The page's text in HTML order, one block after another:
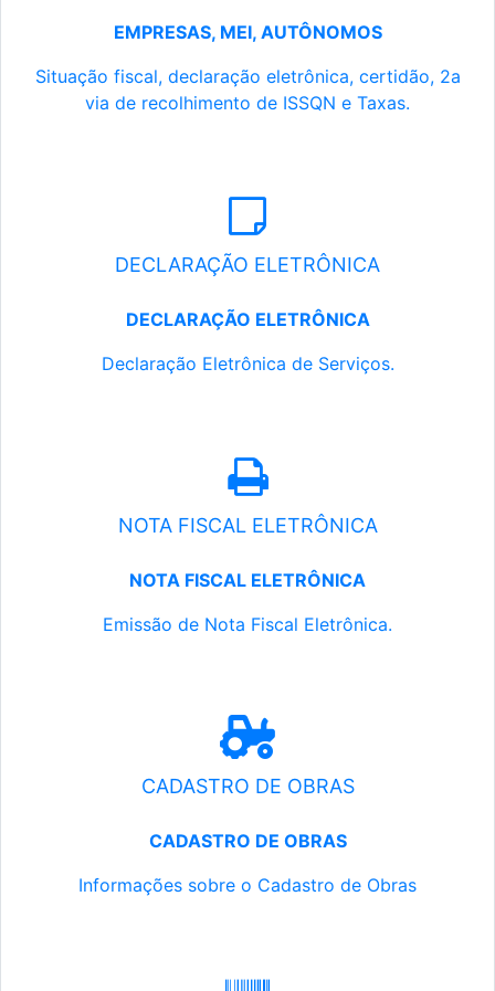
EMPRESAS, MEI, AUTÔNOMOS
Situação fiscal, declaração eletrônica, certidão, 2a
via de recolhimento de ISSQN e Taxas.
DECLARAÇÃO ELETRÔNICA
DECLARAÇÃO ELETRÔNICA
Declaração Eletrônica de Serviços.
NOTA FISCAL ELETRÔNICA
NOTA FISCAL ELETRÔNICA
Emissão de Nota Fiscal Eletrônica.
CADASTRO DE OBRAS
CADASTRO DE OBRAS
Informações sobre o Cadastro de Obras